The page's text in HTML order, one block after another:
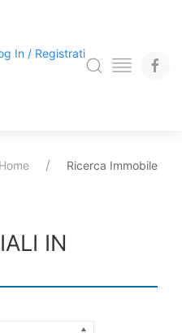
In / Registrati
Home Ricerca Immobile
IN